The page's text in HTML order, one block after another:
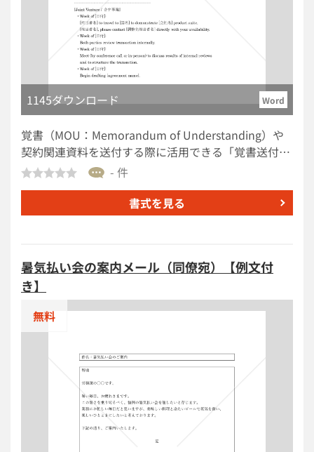
を想起させる表現を避ける＞ 私生活や思想信条に関わ
る事項を前提とした表現は避けるのが安全です。 ＜相
談窓口の記載を具体化＞ 社内窓口だけでなく、必要に
応じて外部相談窓口も明記すると、求職者が相談しや
すい体制を示しやすくなります。 ＜内定時の添付書類
との整合を確認＞ 労働条件明示書に記載する就業場
所、業務内容、始業終業時刻、賃金、退職に関する事
項などは、実際の雇用条件と齟齬がないよう確認が必
要です。 ■テンプレートの利用メリット ＜採用連絡の
標準化で時短につながる＞ 説明会、面接、内定連絡の
文面をまとめて整備できるため、担当者ごとの差を抑
えつつ、メール作成時間を短縮できます。 ＜無料です
ぐに使える＞ ダウンロード後すぐに採用連絡の整備へ
換えやすく、社内運用に合わせた調整もスムーズで
す。
1145ダウンロード Word
覚書（MOU：Memorandum of Understanding）や
契約関連資料を送付する際に活用できる「覚書送付
（英文メール）」テンプレートです。覚書の修正版送
共有までを整理して記載できる構成になっています。
■覚書送付状とは 覚書や基本合意書、契約書案などを
簡潔に伝えるための文書です。契約交渉や合意形成の
過程で認識違いを防ぎ、文書授受の事実や依頼内容を
整理して記録性を高める役割があります。 ■テンプレ
ートの利用シーン ＜海外取引先へ覚書を送付する場合
に＞ 合弁事業やライセンス契約などの覚書を送付する
際の英文メールとして活用できます。 ＜契約締結前の
調整連絡に＞ 修正版の共有や変更点説明、署名依頼を
スムーズに行いたい場面で役立ちます。 ＜案件スケジ
ュールを同時に共有したいとき＞ 今後のレビュー日程
や打ち合わせ予定を整理して共有したい場合に便利で
- 件
書式を見る
暑気払い会の案内メール（同僚宛）【例文付
き】
無料